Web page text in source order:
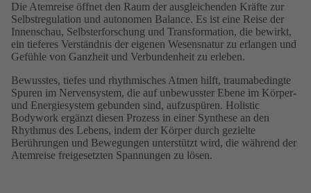
Die Atemreise öffnet den Raum der ausgleichenden Kräfte zur
Selbstregulation und autonomen Balance. Es ist eine Reise der
Innenschau, Selbsterforschung und Transformation, die bewirkt,
ein tieferes Verständnis der eigenen Wesensnatur zu erlangen und
Gefühle von Ganzheit und Verbundenheit zu erleben.
Bewusstes, tiefes und rhythmisches Atmen hilft, traumabedingte
Spuren im Nervensystem, die auf unbewusster Ebene im Körper-
und Energiesystem gebunden sind, aufzuspüren. Holistic
Bodywork ergänzt diesen Prozess in einer Synthese an den
Rhythmus des Lebens, indem der Körper durch gezielte
Berührungen und Bewegungen unterstützt wird, die während der
Atemreise freigesetzten Spannungen zu lösen.